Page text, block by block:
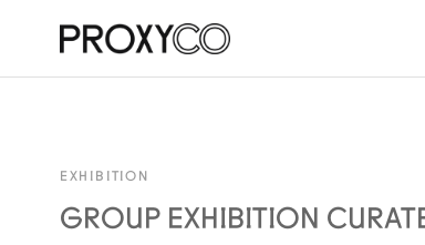
EXHIBITION
GROUP EXHIBITION